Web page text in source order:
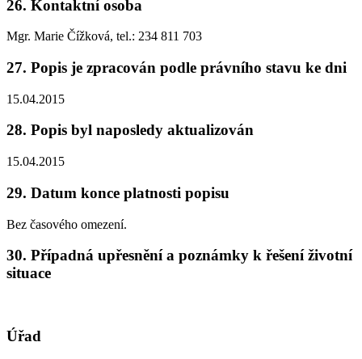
26. Kontaktní osoba
Mgr. Marie Čížková, tel.: 234 811 703
27. Popis je zpracován podle právního stavu ke dni
15.04.2015
28. Popis byl naposledy aktualizován
15.04.2015
29. Datum konce platnosti popisu
Bez časového omezení.
30. Případná upřesnění a poznámky k řešení životní
situace
Úřad